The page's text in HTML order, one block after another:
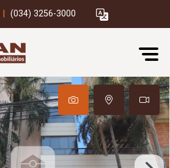
(034) 3256-3000